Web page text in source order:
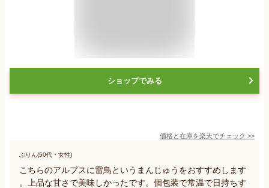
ショップでみる
価格と在庫を楽天でチェック >>
ぷりん(50代・女性)
こちらのアルプスに雷鳥というまんじゅうをおすすめします
。上品な甘さで美味しかったです。個包装で常温で日持ちす